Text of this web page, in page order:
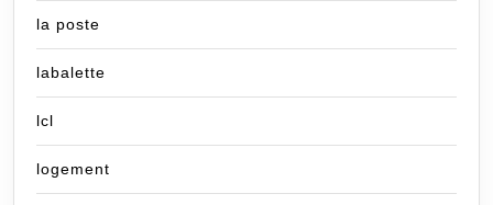
la poste
labalette
lcl
logement